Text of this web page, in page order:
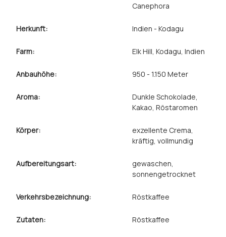
Canephora
Herkunft: Indien - Kodagu
Farm: Elk Hill, Kodagu, Indien
Anbauhöhe: 950 - 1.150 Meter
Aroma: Dunkle Schokolade,
Kakao, Röstaromen
Körper: exzellente Crema,
kräftig, vollmundig
Aufbereitungsart: gewaschen,
sonnengetrocknet
Verkehrsbezeichnung: Röstkaffee
Zutaten: Röstkaffee